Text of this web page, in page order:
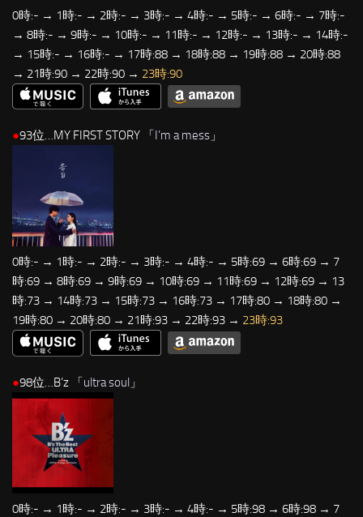
0時:- → 1時:- → 2時:- → 3時:- → 4時:- → 5時:- → 6時:- → 7時:-
→ 8時:- → 9時:- → 10時:- → 11時:- → 12時:- → 13時:- → 14時:-
→ 15時:- → 16時:- → 17時:88 → 18時:88 → 19時:88 → 20時:88
→ 21時:90 → 22時:90 → 23時:90
●93位…MY FIRST STORY 「I’m a mess 」
0時:- → 1時:- → 2時:- → 3時:- → 4時:- → 5時:69 → 6時:69 → 7
時:69 → 8時:69 → 9時:69 → 10時:69 → 11時:69 → 12時:69 → 13
時:73 → 14時:73 → 15時:73 → 16時:73 → 17時:80 → 18時:80 →
19時:80 → 20時:80 → 21時:93 → 22時:93 → 23時:93
●98位…B’z 「ultra soul 」
0時:- → 1時:- → 2時:- → 3時:- → 4時:- → 5時:98 → 6時:98 → 7